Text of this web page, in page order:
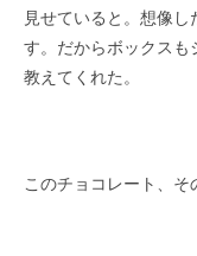
見せていると。想像
す。だからボックスも
教えてくれた。
このチョコレート、そ